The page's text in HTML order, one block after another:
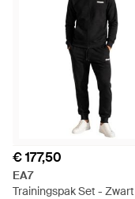
€ 177,50
EA7
Trainingspak Set - Zwart